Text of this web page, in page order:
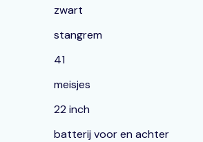
zwart
stangrem
41
meisjes
22 inch
batterij voor en achter